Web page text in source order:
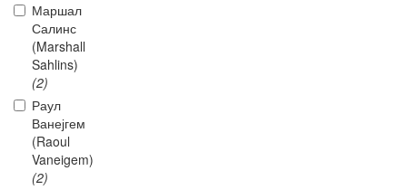
Маршал
Салинс
(Marshall
Sahlins)
(2)
Раул
Ванејгем
(Raoul
Vaneigem)
(2)